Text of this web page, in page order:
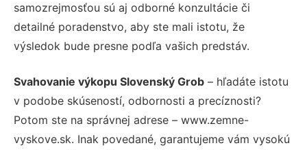
samozrejmosťou sú aj odborné konzultácie či
detailné poradenstvo, aby ste mali istotu, že
výsledok bude presne podľa vašich predstáv.
Svahovanie výkopu Slovenský Grob – hľadáte istotu
v podobe skúseností, odbornosti a precíznosti?
Potom ste na správnej adrese – www.zemne-
vyskove.sk. Inak povedané, garantujeme vám vysokú